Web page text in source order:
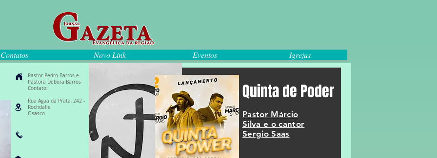
Contatos Novo Link Eventos Igrejas
Pastor Pedro Barros e
Pastora Débora Barros
Contato:
Rua Agua da Prata, 242 -
Rochdalle
Osasco
Quinta de Poder
Pastor Márcio
Silva e o cantor
Sergio Saas